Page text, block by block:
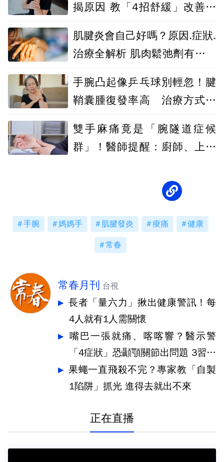
揭原因 教「4招舒緩」改善不
肌腱炎會自己好嗎？原因.症狀.
治療全解析 肌肉鬆弛劑有效嗎
手腕凸起像乒乓球別輕忽！腱
鞘囊腫復發率高 治療方式有
雙手麻痛竟是「腕隧道症候
群」！醫師提醒：廚師、上班
手腕 媽媽手 肌腱發炎 痠痛 健康
常春
常春月刊 台視
長者「量六力」揪出健康警訊！每
4人就有1人需關懷
嘴巴一張就痛、喀喀響？醫示警
「4症狀」恐顳顎關節出問題 3習慣
快戒
果蠅一直飛殺不完？專家教「自製
1陷阱」抓光 進得去就出不來
正在直播